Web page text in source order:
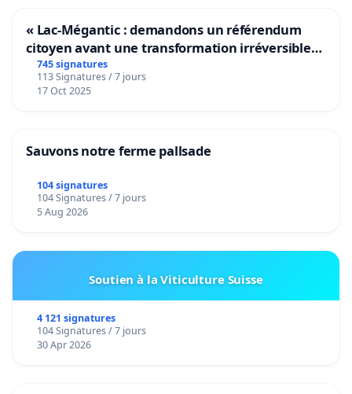
« Lac-Mégantic : demandons un référendum
citoyen avant une transformation irréversible
de notre territoire »
745 signatures
113 Signatures / 7 jours
17 Oct 2025
Sauvons notre ferme pallsade
104 signatures
104 Signatures / 7 jours
5 Aug 2026
Soutien à la Viticulture Suisse
4 121 signatures
104 Signatures / 7 jours
30 Apr 2026